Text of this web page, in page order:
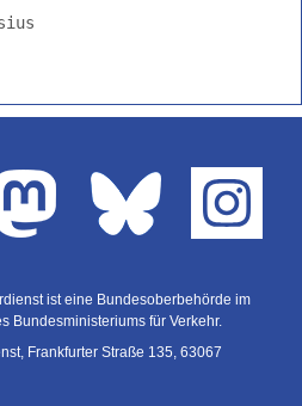
ist eine Bundesoberbehörde im
Bundesministeriums für Verkehr.
Frankfurter Straße 135, 63067